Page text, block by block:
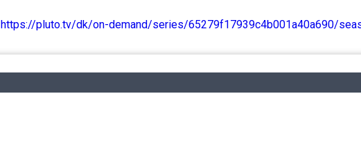
https://pluto.tv/dk/on-demand/series/65279f17939c4b001a40a690/